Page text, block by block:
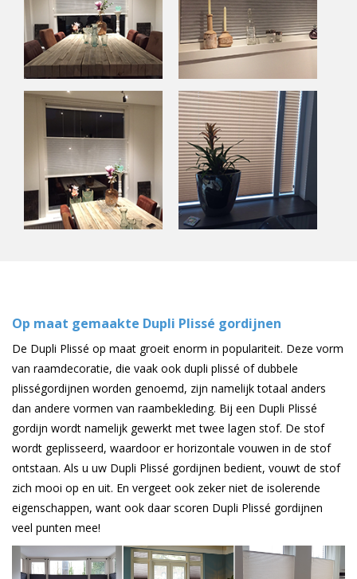
Op maat gemaakte Dupli Plissé gordijnen
De Dupli Plissé op maat groeit enorm in populariteit. Deze vorm
van raamdecoratie, die vaak ook dupli plissé of dubbele
plisségordijnen worden genoemd, zijn namelijk totaal anders
dan andere vormen van raambekleding. Bij een Dupli Plissé
gordijn wordt namelijk gewerkt met twee lagen stof. De stof
wordt geplisseerd, waardoor er horizontale vouwen in de stof
ontstaan. Als u uw Dupli Plissé gordijnen bedient, vouwt de stof
zich mooi op en uit. En vergeet ook zeker niet de isolerende
eigenschappen, want ook daar scoren Dupli Plissé gordijnen
veel punten mee!